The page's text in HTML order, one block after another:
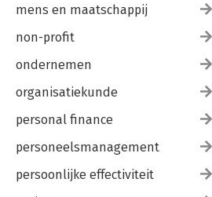
mens en maatschappij
non-profit
ondernemen
organisatiekunde
personal finance
personeelsmanagement
persoonlijke effectiviteit